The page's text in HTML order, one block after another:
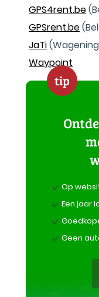
GPS4rent.be
GPSrent.be
JaTi
Waypoint
tip
Op
Een jaar
Geen